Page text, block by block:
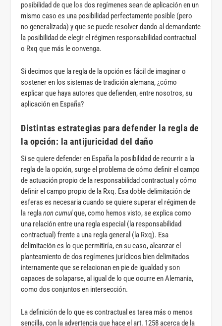
posibilidad de que los dos regímenes sean de aplicación en un
mismo caso es una posibilidad perfectamente posible (pero
no generalizada) y que se puede resolver dando al demandante
la posibilidad de elegir el régimen responsabilidad contractual
o Rxq que más le convenga.
Si decimos que la regla de la opción es fácil de imaginar o
sostener en los sistemas de tradición alemana, ¿cómo
explicar que haya autores que defienden, entre nosotros, su
aplicación en España?
Distintas estrategias para defender la regla de
la opción: la antijuricidad del daño
Si se quiere defender en España la posibilidad de recurrir a la
regla de la opción, surge el problema de cómo definir el campo
de actuación propio de la responsabilidad contractual y cómo
definir el campo propio de la Rxq. Esa doble delimitación de
esferas es necesaria cuando se quiere superar el régimen de
la reglanon cumulque, como hemos visto, se explica como
una relación entre una regla especial (la responsabilidad
contractual) frente a una regla general (la Rxq). Esa
delimitación es lo que permitiría, en su caso, alcanzar el
planteamiento de dos regímenes jurídicos bien delimitados
internamente que se relacionan en pie de igualdad y son
capaces de solaparse, al igual de lo que ocurre en Alemania,
como dos conjuntos en intersección.
La definición de lo que es contractual es tarea más o menos
sencilla, con la advertencia que hace el art. 1258 acerca de la